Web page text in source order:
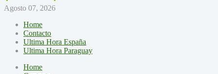
Agosto 07, 2026
Home
Contacto
Ultima Hora España
Ultima Hora Paraguay
Home